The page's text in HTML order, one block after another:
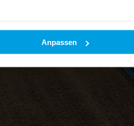
Anpassen